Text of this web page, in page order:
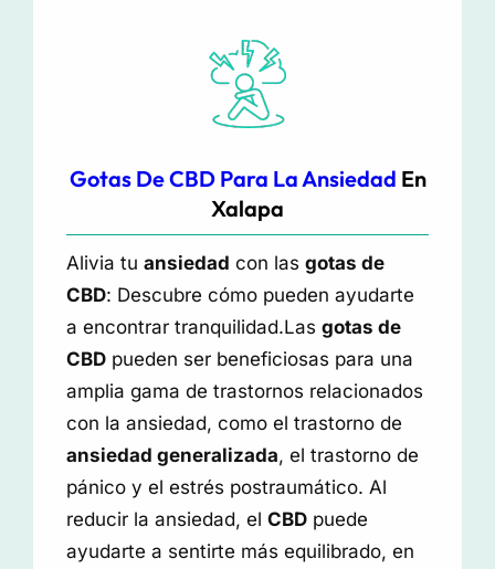
Gotas De CBD Para La Ansiedad En
Xalapa
Alivia tu ansiedad con las gotas de
CBD: Descubre cómo pueden ayudarte
a encontrar tranquilidad.Las gotas de
CBD pueden ser beneficiosas para una
amplia gama de trastornos relacionados
con la ansiedad, como el trastorno de
ansiedad generalizada, el trastorno de
pánico y el estrés postraumático. Al
reducir la ansiedad, el CBD puede
ayudarte a sentirte más equilibrado, en